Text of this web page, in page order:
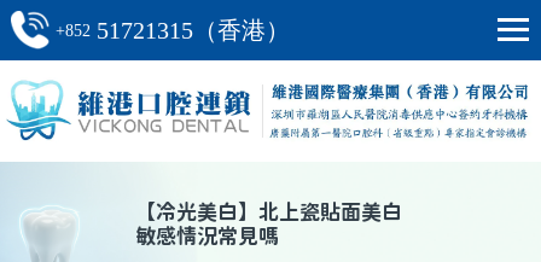
+852 51721315（香港）
【冷光美白】 北上瓷貼面美白
敏感情況常見嗎